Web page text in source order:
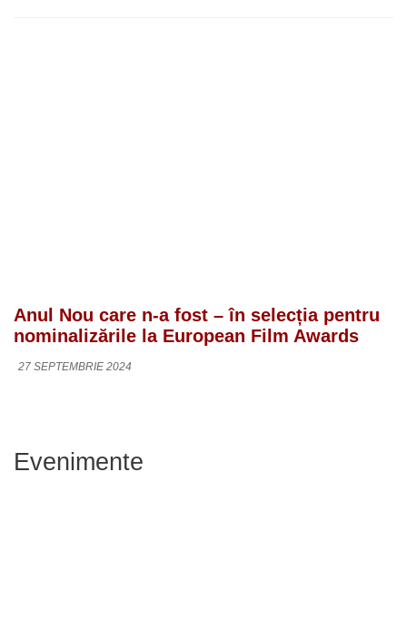
Anul Nou care n-a fost – în selecția pentru
nominalizările la European Film Awards
27 SEPTEMBRIE 2024
Evenimente